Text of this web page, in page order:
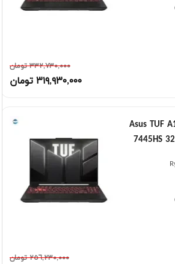
٣٣٢,٧٣٠,٠٠٠ تومان
٣١٩,٩٣٠,٠٠٠ تومان
Asus TUF
7445HS
٢٥٦,٢٣٠,٠٠٠ تومان